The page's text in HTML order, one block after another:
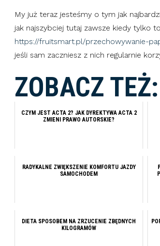
My już teraz jesteśmy o tym jak
jak najszybciej tutaj zawsze kiedy tylko
https://fruitsmart.pl/przechowywanie-
jeśli sam zaczniesz z nich regularnie
ZOBACZ TEŻ:
CZYM JEST ACTA 2? JAK DYREKTYWA ACTA 2
ZMIENI PRAWO AUTORSKIE?
RADYKALNE ZWIĘKSZENIE KOMFORTU JAZDY
SAMOCHODEM
DIETA SPOSOBEM NA ZRZUCENIE ZBĘDNYCH
KILOGRAMÓW